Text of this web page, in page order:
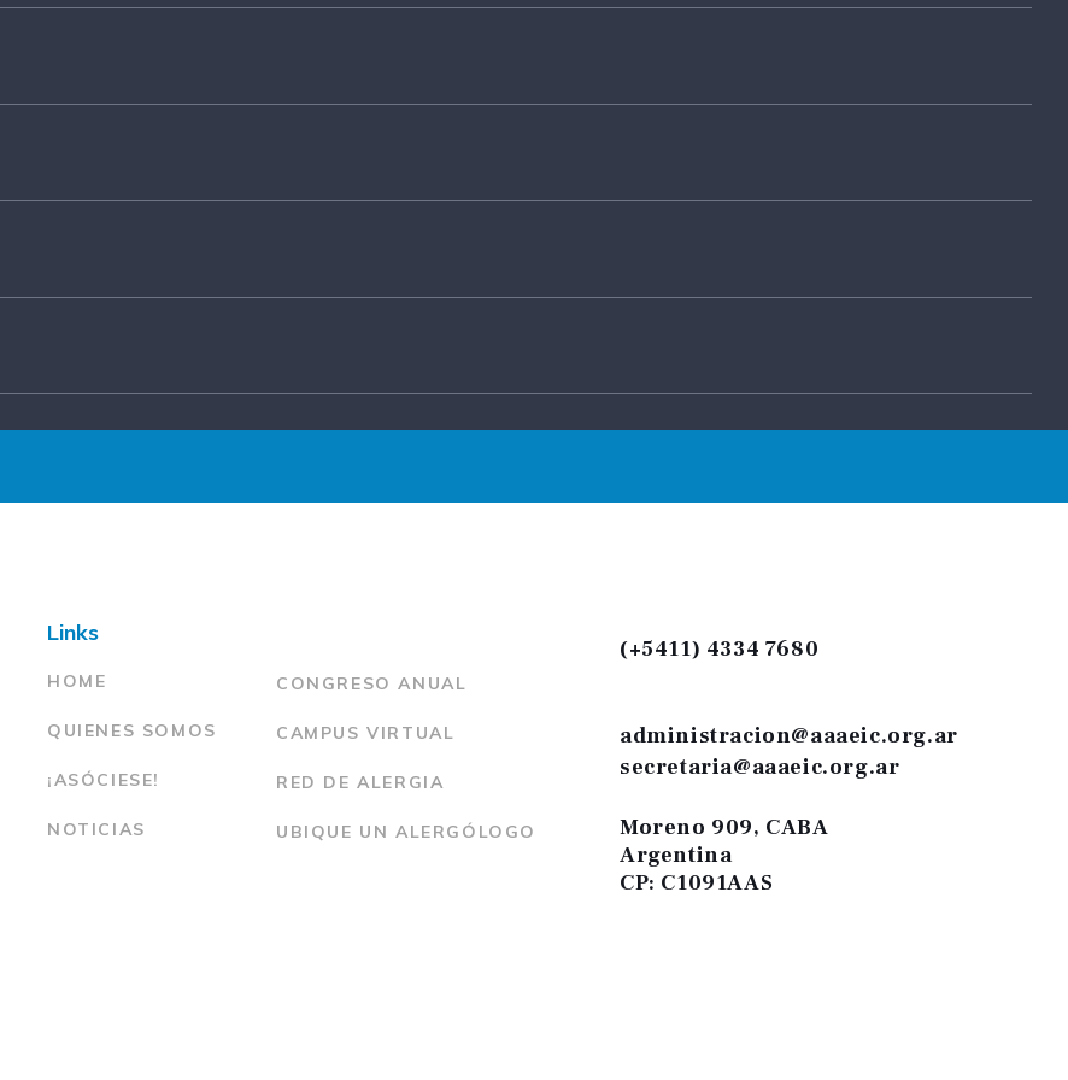
Links
HOME
QUIENES SOMOS
¡ASÓCIESE!
NOTICIAS
CONGRESO ANUAL
CAMPUS VIRTUAL
RED DE ALERGIA
UBIQUE UN ALERGÓLOGO
(+5411) 4334 7680
administracion@aaaeic.org.ar
secretaria@aaaeic.org.ar
Moreno 909, CABA
Argentina
CP: C1091AAS